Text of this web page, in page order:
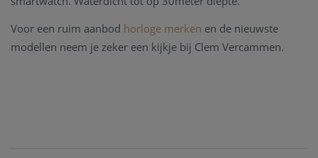
Voor een ruim aanbod horloge merken en de nieuwste
modellen neem je zeker een kijkje bij Clem Vercammen.